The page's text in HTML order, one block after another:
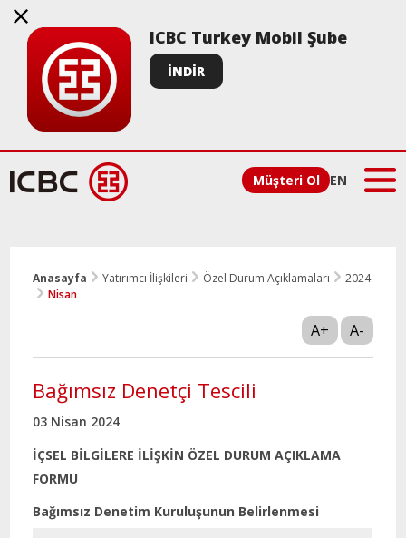
ICBC Turkey Mobil Şube
İNDİR
Müşteri Ol EN
Anasayfa Yatırımcı İlişkileri Özel Durum Açıklamaları
2024
Nisan
A+ A-
Bağımsız Denetçi Tescili
03 Nisan 2024
İÇSEL BİLGİLERE İLİŞKİN ÖZEL DURUM AÇIKLAMA
FORMU
Bağımsız Denetim Kuruluşunun Belirlenmesi